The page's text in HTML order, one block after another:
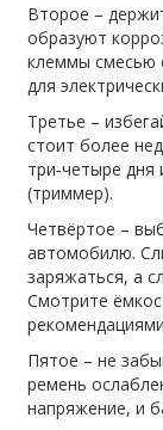
Второе –
образуют
клеммы смесью
для
Третье –
стоит более
три‑четыре
(триммер).
Четвёртое –
автомобилю.
заряжаться, а
Смотрите
Пятое – не
ремень
напряжение, и